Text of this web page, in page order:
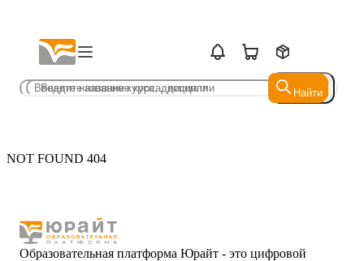
Найти
Найти
NOT FOUND 404
Образовательная платформа Юрайт - это цифровой